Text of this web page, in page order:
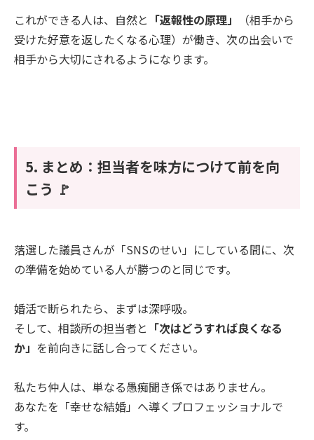
これができる人は、自然と 「返報性の原理」
（相手から
受けた好意を返したくなる心理）が働き、次の出会いで
相手から大切にされるようになります。
5. まとめ：担当者を味方につけて前を向
こう 🚩
落選した議員さんが「SNSのせい」にしている間に、次
の準備を始めている人が勝つのと同じです。
婚活で断られたら、まずは深呼吸。
そして、相談所の担当者と 「次はどうすれば良くなる
か」 を前向きに話し合ってください。
私たち仲人は、単なる愚痴聞き係ではありません。
あなたを「幸せな結婚」へ導くプロフェッショナルで
す。